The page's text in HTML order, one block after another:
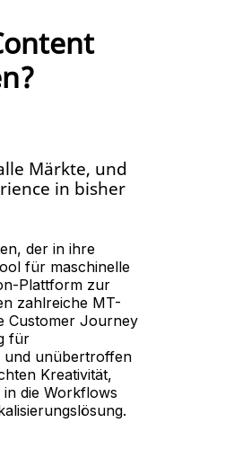
Märkte, und
in bisher
der in ihre
für maschinelle
Plattform zur
zahlreiche MT-
Customer Journey
für
und unübertroffen
Kreativität,
die Workflows